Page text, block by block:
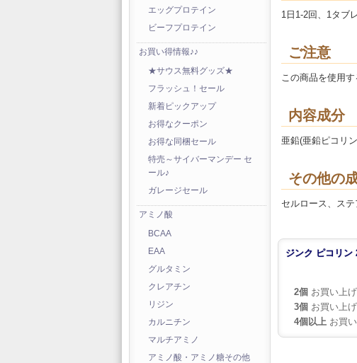
エッグプロテイン
ビーフプロテイン
お買い得情報♪♪
★サウス無料グッズ★
フラッシュ！セール
新着ピックアップ
お得なクーポン
お得な同梱セール
特売～サイバーマンデー セ
ール♪
ガレージセール
アミノ酸
BCAA
EAA
グルタミン
クレアチン
リジン
カルニチン
マルチアミノ
アミノ酸・アミノ糖その他
1日1-2回、1タブ
ご注意
この商品を使用
内容成分
亜鉛(亜鉛ピコリ
その他の
セルロース、ス
ジンク ピコリン
2個 お買い上
3個 お買い上
4個以上 お買